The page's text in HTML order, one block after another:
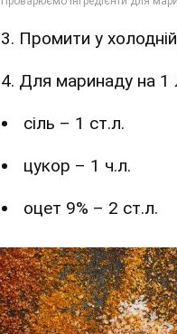
3. Промити у
4. Для маринаду на 1
сіль – 1 ст.л.
цукор – 1 ч.л.
оцет 9% – 2 ст.л.